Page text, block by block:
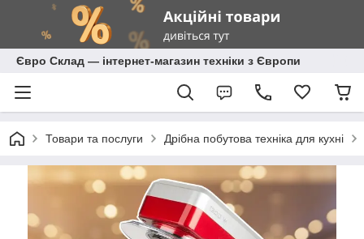
Євро Склад — інтернет-магазин техніки з Європи
Товари та послуги Дрібна побутова техніка для кухні